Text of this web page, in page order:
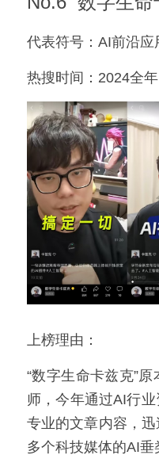
代表符号：AI前沿应
热搜时间：2024全年
上榜理由：
“数字生命卡兹克”
师，今年通过AI行
专业的文章内容，
多个科技媒体的AI垂